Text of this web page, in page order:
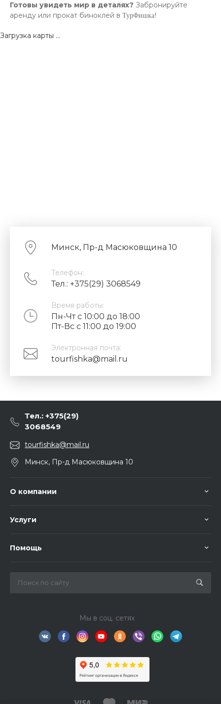
Готовы увидеть мир в деталях? Забронируйте
аренду или прокат биноклей в ТурФишка!
Загрузка карты ...
Минск, Пр-д Масюковщина 10
Телефон:
Тел.: +375(29) 3068549
Время работы:
Пн-Чт с 10:00 до 18:00
Пт-Вс с 11:00 до 19:00
Электронная почта:
tourfishka@mail.ru
Тел.: +375(29)
3068549
tourfishka@mail.ru
Минск, Пр-д Масюковщина 10
О компании
Услуги
Помощь
Мы в соц. сетях